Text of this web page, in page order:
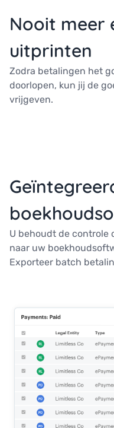
Nooit meer
uitprinten
Zodra betalingen het
doorlopen, kun jij de
vrijgeven.
U behoudt de controle
naar uw
Exporteer batch